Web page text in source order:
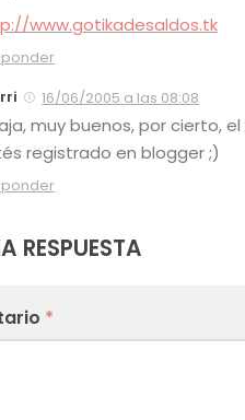
www.gotikadesaldos.tk
16/06/2005 a las 08:08
muy buenos, por cierto,
registrado en blogger ;)
RESPUESTA
*